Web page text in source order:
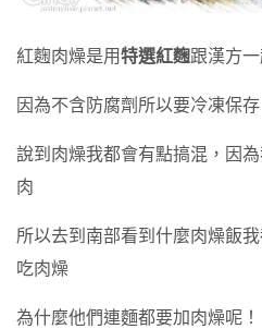
紅麴肉燥是用特選紅麴跟漢方
因為不含防腐劑所以要冷凍保存
說到肉燥我都會有點搞混，因為
肉
所以去到南部看到什麼肉燥飯
吃肉燥
為什麼他們連麵都要加肉燥呢！